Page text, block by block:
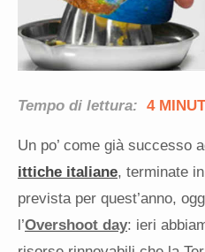
Tempo di lettura: 4
Un po’ come già successo
ittiche italiane, terminate
prevista per quest’anno,
l’Overshoot day: ieri